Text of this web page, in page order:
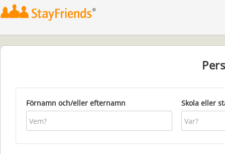
Förnamn och/eller efternamn Skola eller